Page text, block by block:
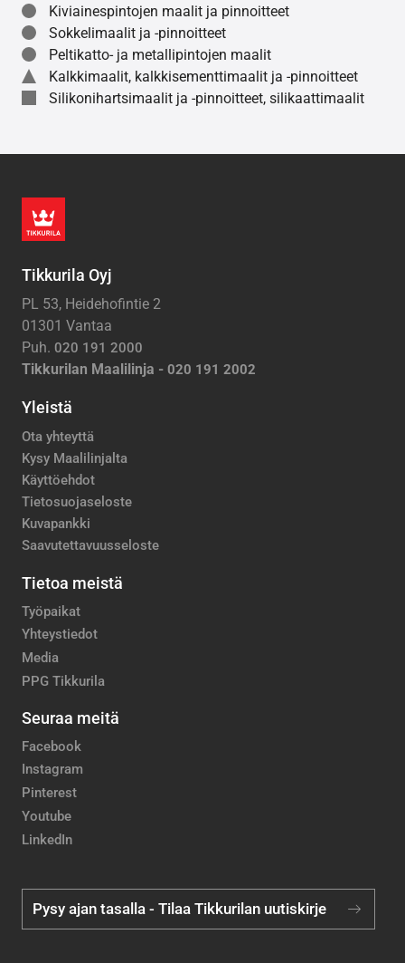
Kiviainespintojen maalit ja pinnoitteet
Sokkelimaalit ja -pinnoitteet
Peltikatto- ja metallipintojen maalit
Kalkkimaalit, kalkkisementtimaalit ja -pinnoitteet
Silikonihartsimaalit ja -pinnoitteet, silikaattimaalit
Tikkurila Oyj
PL 53, Heidehofintie 2
01301 Vantaa
Puh. 020 191 2000
Tikkurilan Maalilinja - 020 191 2002
Yleistä
Ota yhteyttä
Kysy Maalilinjalta
Käyttöehdot
Tietosuojaseloste
Kuvapankki
Saavutettavuusseloste
Tietoa meistä
Työpaikat
Yhteystiedot
Media
PPG Tikkurila
Seuraa meitä
Facebook
Instagram
Pinterest
Youtube
LinkedIn
Pysy ajan tasalla - Tilaa Tikkurilan uutiskirje